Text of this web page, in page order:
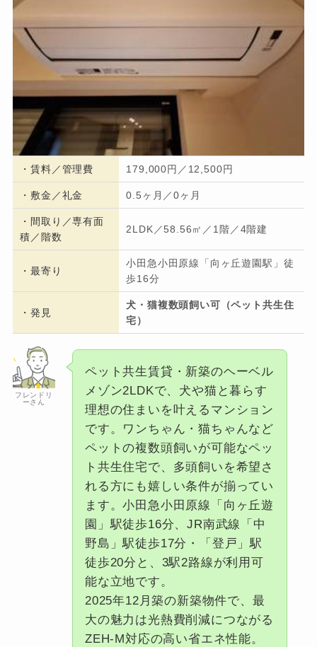
・賃料／管理費 179,000円／12,500円
・ 敷金／礼金 0.5ヶ月／0ヶ月
・間取り／専有面
積／階数
2LDK／58.56㎡／1階／4階建
・最寄り
小田急小田原線「向ヶ丘遊園駅」徒
歩16分
・発見
犬・猫複数頭飼い可（ペット共生住
宅）
フレンドリ
ーさん
ペット共生賃貸・新築のヘーベル
メゾン2LDKで、犬や猫と暮らす
理想の住まいを叶えるマンション
です。ワンちゃん・猫ちゃんなど
ペットの複数頭飼いが可能なペッ
ト共生住宅で、多頭飼いを希望さ
れる方にも嬉しい条件が揃ってい
ます。小田急小田原線「向ヶ丘遊
園」駅徒歩16分、JR南武線「中
野島」駅徒歩17分・「登戸」駅
徒歩20分と、3駅2路線が利用可
能な立地です。
2025年12月築の新築物件で、最
大の魅力は光熱費削減につながる
ZEH-M対応の高い省エネ性能。